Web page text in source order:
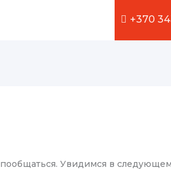
+370
Увидимся в